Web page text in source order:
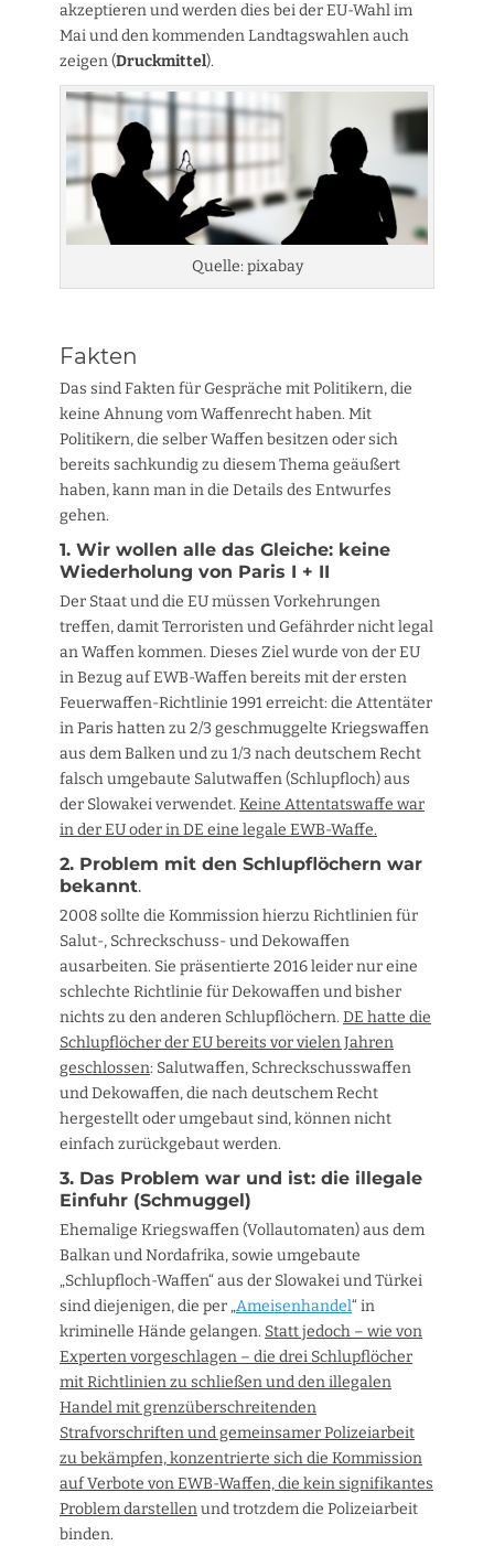
akzeptieren und werden dies bei der EU-Wahl im
Mai und den kommenden Landtagswahlen auch
zeigen (Druckmittel).
Quelle: pixabay
Fakten
Das sind Fakten für Gespräche mit Politikern, die
keine Ahnung vom Waffenrecht haben. Mit
Politikern, die selber Waffen besitzen oder sich
bereits sachkundig zu diesem Thema geäußert
haben, kann man in die Details des Entwurfes
gehen.
1. Wir wollen alle das Gleiche: keine
Wiederholung von Paris I + II
Der Staat und die EU müssen Vorkehrungen
treffen, damit Terroristen und Gefährder nicht legal
an Waffen kommen. Dieses Ziel wurde von der EU
in Bezug auf EWB-Waffen bereits mit der ersten
Feuerwaffen-Richtlinie 1991 erreicht: die Attentäter
in Paris hatten zu 2/3 geschmuggelte Kriegswaffen
aus dem Balken und zu 1/3 nach deutschem Recht
falsch umgebaute Salutwaffen (Schlupfloch) aus
der Slowakei verwendet. Keine Attentatswaffe war
in der EU oder in DE eine legale EWB-Waffe.
2. Problem mit den Schlupflöchern war
bekannt.
2008 sollte die Kommission hierzu Richtlinien für
Salut-, Schreckschuss- und Dekowaffen
ausarbeiten. Sie präsentierte 2016 leider nur eine
schlechte Richtlinie für Dekowaffen und bisher
nichts zu den anderen Schlupflöchern. DE hatte die
Schlupflöcher der EU bereits vor vielen Jahren
geschlossen: Salutwaffen, Schreckschusswaffen
und Dekowaffen, die nach deutschem Recht
hergestellt oder umgebaut sind, können nicht
einfach zurückgebaut werden.
3. Das Problem war und ist: die illegale
Einfuhr (Schmuggel)
Ehemalige Kriegswaffen (Vollautomaten) aus dem
Balkan und Nordafrika, sowie umgebaute
„Schlupfloch-Waffen“ aus der Slowakei und Türkei
sind diejenigen, die per „Ameisenhandel“ in
kriminelle Hände gelangen. Statt jedoch – wie von
Experten vorgeschlagen – die drei Schlupflöcher
mit Richtlinien zu schließen und den illegalen
Handel mit grenzüberschreitenden
Strafvorschriften und gemeinsamer Polizeiarbeit
zu bekämpfen, konzentrierte sich die Kommission
auf Verbote von EWB-Waffen, die kein signifikantes
Problem darstellenund trotzdem die Polizeiarbeit
binden.